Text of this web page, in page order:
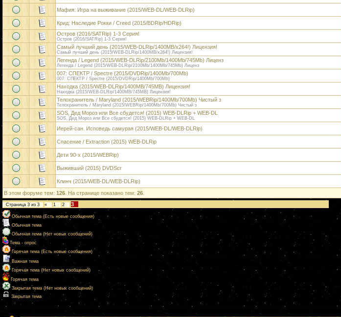
Мафия: Игра на выживание (2015/WEB-DL/WEB-DLRip)
Крид: Наследие Рокки / Creed (2015/BDRip/HDRip)
Остров (2016/SATRip) 1-3 Серия!
Остров (2016/SATRip) 1-3 Серия!
Самый лучший день (2015/WEB-DLRip/1400MB/х264!) Лицензия!
Самый лучший день (2015/WEB-DLRip/1400MB/х264!) Лицензия!
Легенда / Legend (2015/WEB-DLRip/2100Mb/1400Mb/745Mb) Лиценз
Легенда / Legend (2015/WEB-DLRip/2100Mb/1400Mb/745Mb) Лиценз
007: СПЕКТР / Spectre (2015/DVDRip/1400Mb/700Mb)
007: СПЕКТР / Spectre (2015/DVDRip/1400Mb/700Mb)
Находка (2015/WEB-DLRip/1400MB/745MB) Лицензия!
Находка (2015/WEB-DLRip/1400MB/745MB) Лицензия!
Телохранитель / Maryland (2015/WEBRip/1400Мb/700Mb) Чистый з
Телохранитель / Maryland (2015/WEBRip/1400Мb/700Mb) Чистый з
SOS, Дед Мороз или Все сбудется! (2015) WEB-DLRip + WEB-DL
SOS, Дед Мороз или Все сбудется! (2015) WEB-DLRip + WEB-DL
Иерей-сан. Исповедь самурая (2015/WEB-DL/WEB-DLRip)
Спасение / Extraction (2015) WEB-DLRip
Дети 90-х (2015/WEBRip)
Выживший (2015) DVDScr
Клинч (2015/WEB-DL/WEB-DLRip)
В этом форуме тем: 126 . На странице показано тем: 26
Страница 3 из 3 « 1 2 3
Обычная тема (Есть новые сообщения)
Обычная тема
Обычная тема (Нет новых сообщений)
Тема - опрос
Горячая тема (Есть новые сообщения)
Важная тема
Горячая тема (Нет новых сообщений)
Горячая тема
Закрытая тема (Нет новых сообщений)
Закрытая тема